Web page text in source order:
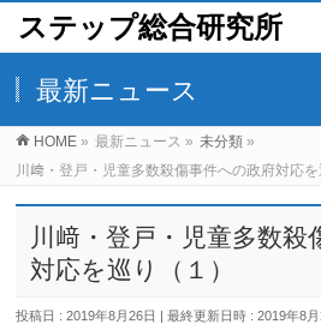
ステップ総合研究所
最新ニュース
HOME » 最新ニュース » 未分類 »
川﨑・登戸・児童多数殺傷事件への政府対応を
川﨑・登戸・児童多数殺
対応を巡り（１）
投稿日 : 2019年8月26日 最終更新日時 : 2019年8月